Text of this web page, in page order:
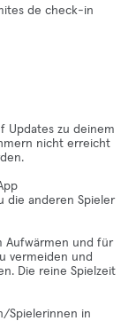
de check-in
Updates zu deinem
nicht erreicht
die anderen Spieler
Aufwärmen und für
vermeiden und
Die reine Spielzeit
Spielerinnen in